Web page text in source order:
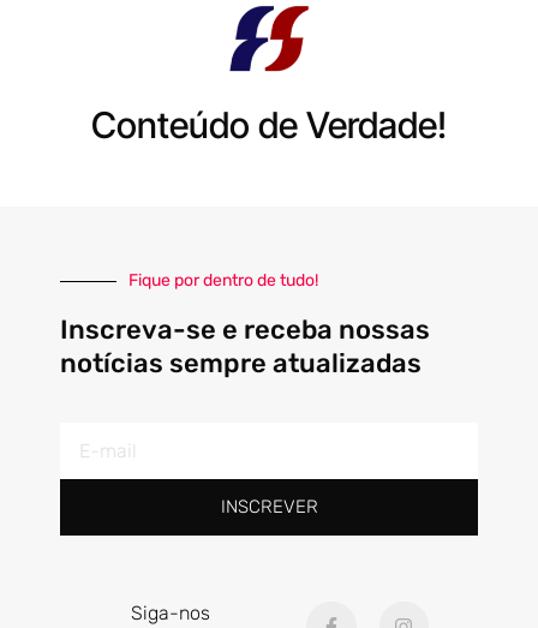
Conteúdo de Verdade!
Fique por dentro de tudo!
Inscreva-se e receba nossas
notícias sempre atualizadas
INSCREVER
Siga-nos